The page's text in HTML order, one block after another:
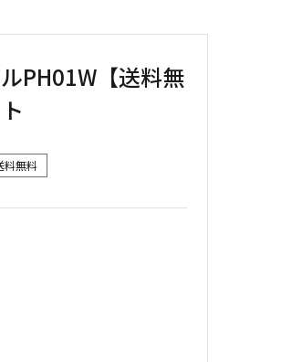
PH01W【送料無
料無料